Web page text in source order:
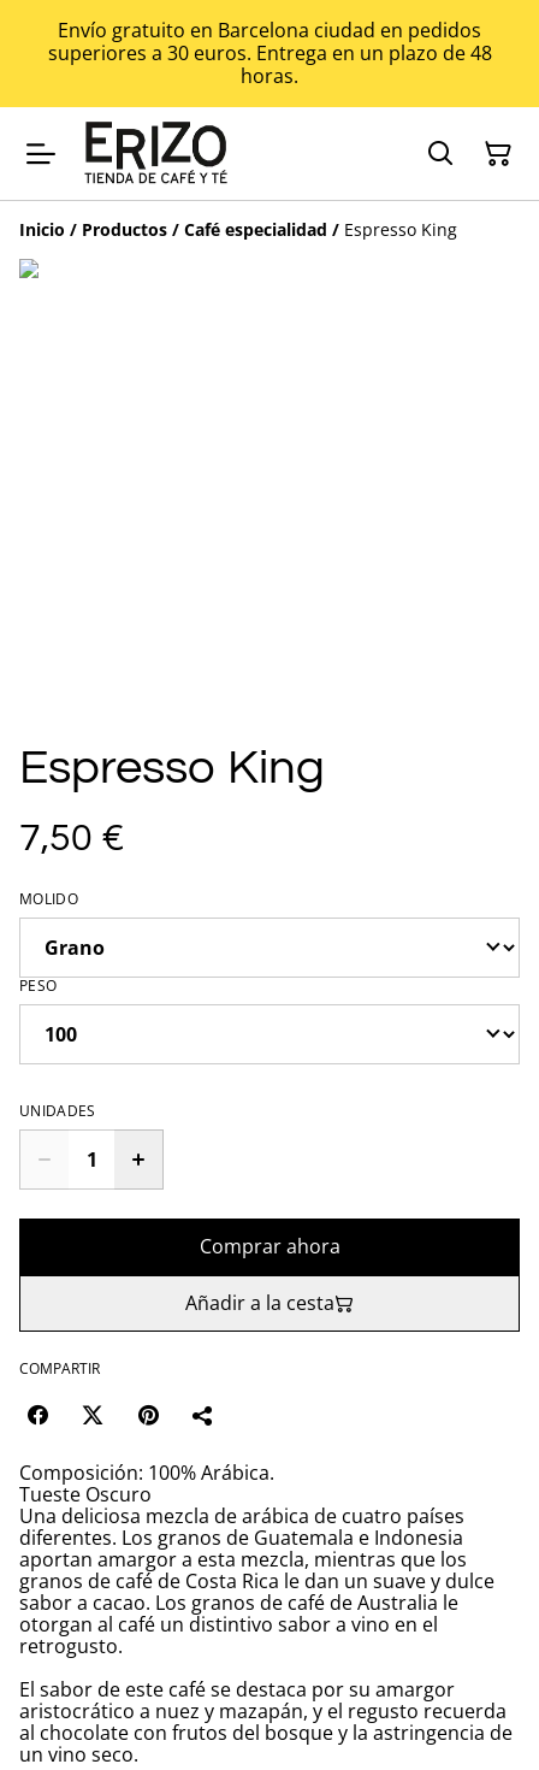
Envío gratuito en Barcelona ciudad en pedidos
superiores a 30 euros. Entrega en un plazo de 48
horas.
Inicio / Productos / Café especialidad / Espresso King
Espresso King
7,50 €
MOLIDO
PESO
UNIDADES
Comprar ahora
Añadir a la cesta
COMPARTIR
Composición: 100% Arábica.
Tueste Oscuro
Una deliciosa mezcla de arábica de cuatro países
diferentes. Los granos de Guatemala e Indonesia
aportan amargor a esta mezcla, mientras que los
granos de café de Costa Rica le dan un suave y dulce
sabor a cacao. Los granos de café de Australia le
otorgan al café un distintivo sabor a vino en el
retrogusto.
El sabor de este café se destaca por su amargor
aristocrático a nuez y mazapán, y el regusto recuerda
al chocolate con frutos del bosque y la astringencia de
un vino seco.